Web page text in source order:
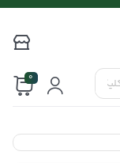
0